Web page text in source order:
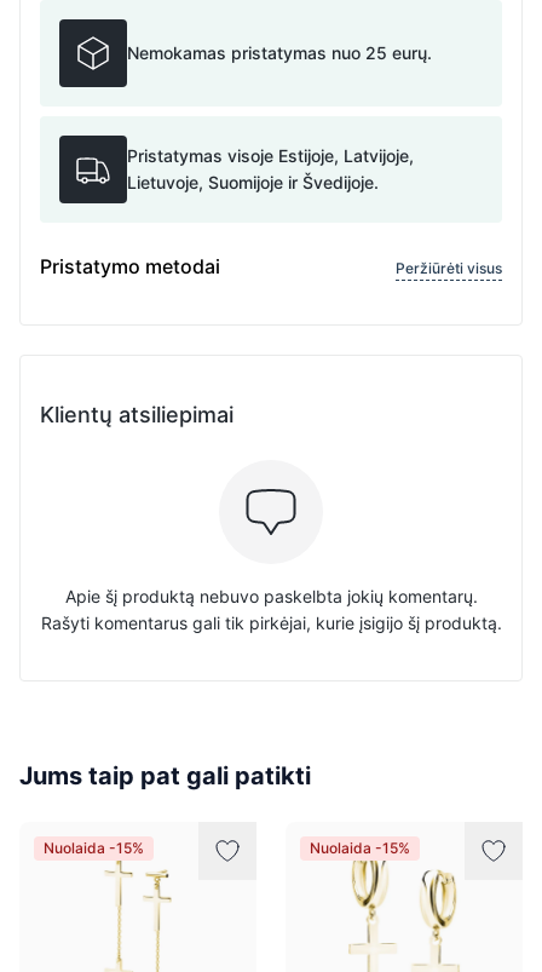
Nemokamas pristatymas nuo 25 eurų.
Pristatymas visoje Estijoje, Latvijoje,
Lietuvoje, Suomijoje ir Švedijoje.
Pristatymo metodai Peržiūrėti visus
Klientų atsiliepimai
Apie šį produktą nebuvo paskelbta jokių komentarų.
Rašyti komentarus gali tik pirkėjai, kurie įsigijo šį produktą.
Jums taip pat gali patikti
Nuolaida -15% Nuolaida -15%